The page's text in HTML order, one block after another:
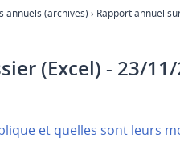
annuels (archives) › Rapport annuel
(Excel) - 23/
et quelles sont leurs